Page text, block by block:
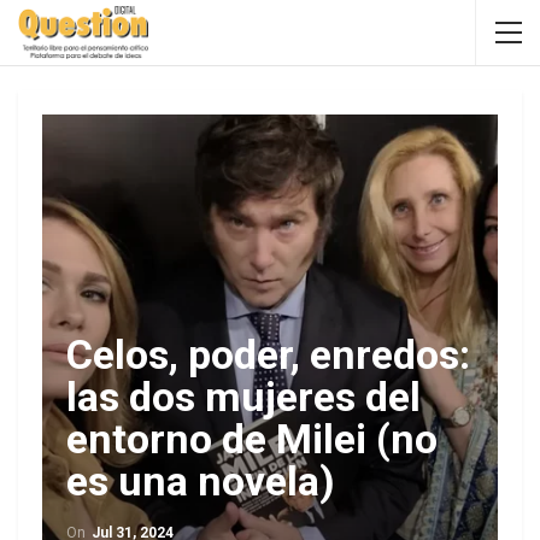
Celos, poder, enredos:
las dos mujeres del
entorno de Milei (no
es una novela)
On Jul 31, 2024